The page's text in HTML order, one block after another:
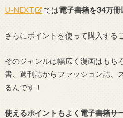
U-NEXT では電子書籍を34万冊
さらにポイントを使って購入する
そのジャンルは幅広く漫画はもち
書、週刊誌からファッション誌、
るんです！
使えるポイントもよく電子書籍サ